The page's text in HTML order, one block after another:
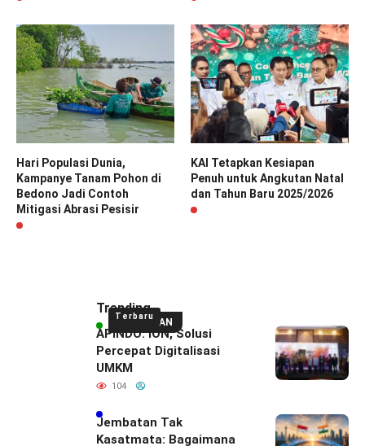
Hari Populasi Dunia,
Kampanye Tanam Pohon di
Bedono Jadi Contoh
Mitigasi Abrasi Pesisir
KAI Tetapkan Kesiapan
Penuh untuk Angkutan Natal
dan Tahun Baru 2025/2026
UNGGULAN
Terbaru
Trending
APINDO: ION, Solusi
Percepat Digitalisasi
UMKM
104
Jembatan Tak
Kasatmata: Bagaimana